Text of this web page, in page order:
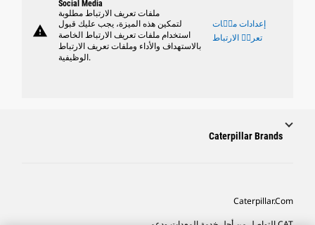
warning
Social Media
ملفات تعريف الارتباط مطلوبة
لتمكين هذه الميزة، يجب عليك قبول
استخدام ملفات تعريف الارتباط الخاصة
بالاستهداف والأداء وملفات تعريف الارتباط
الوظيفية.
إعدادات ملٝات
تعريٝ الارتباط
Caterpillar Brands
Caterpillar.com